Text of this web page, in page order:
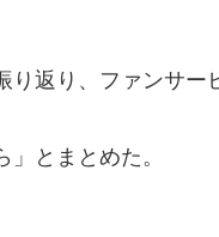
返り、ファンサー
とまとめた。